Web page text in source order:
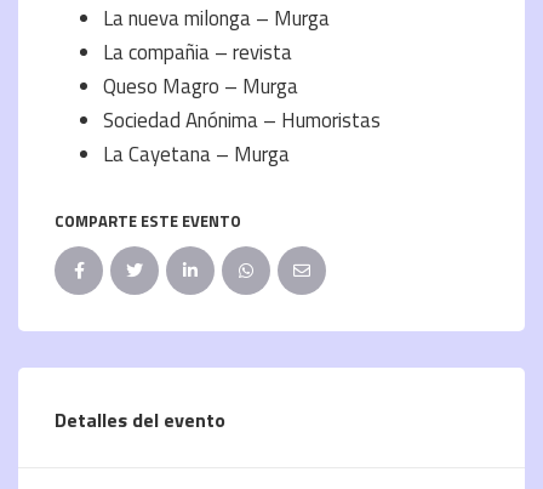
La nueva milonga – Murga
La compañia – revista
Queso Magro – Murga
Sociedad Anónima – Humoristas
La Cayetana – Murga
COMPARTE ESTE EVENTO
Detalles del evento